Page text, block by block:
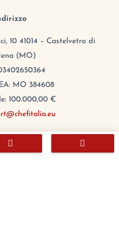
10 41014 – Castelvetro di
(MO)
MO 384608
100.000,00 €
 